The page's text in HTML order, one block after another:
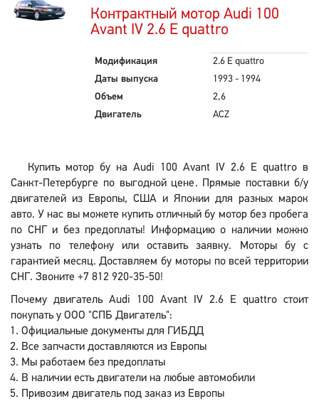
Контрактный мотор Audi 100
Avant IV 2.6 E quattro
Модификация
2.6 E quattro
Даты выпуска
1993 - 1994
Объем
2,6
Двигатель
ACZ
Купить мотор бу на Audi 100 Avant IV 2.6 E quattro в
Санкт-Петербурге по выгодной цене. Прямые поставки б/у
двигателей из Европы, США и Японии для разных марок
авто. У нас вы можете купить отличный бу мотор без пробега
по СНГ и без предоплаты! Информацию о наличии можно
узнать по телефону или оставить заявку. Моторы бу с
гарантией месяц. Доставляем бу моторы по всей территории
СНГ. Звоните +7 812 920-35-50!
Почему двигатель Audi 100 Avant IV 2.6 E quattro стоит
покупать у ООО "СПБ Двигатель":
Официальные документы для ГИБДД
Все запчасти доставляются из Европы
Мы работаем без предоплаты
В наличии есть двигатели на любые автомобили
Привозим двигатель под заказ из Европы